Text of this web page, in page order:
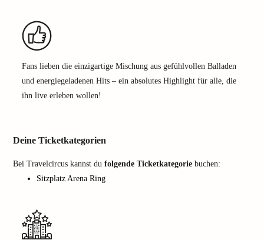
Fans lieben die einzigartige Mischung aus gefühlvollen Balladen
und energiegeladenen Hits – ein absolutes Highlight für alle, die
ihn live erleben wollen!
Deine Ticketkategorien
Bei Travelcircus kannst du folgende Ticketkategorie buchen:
Sitzplatz Arena Ring